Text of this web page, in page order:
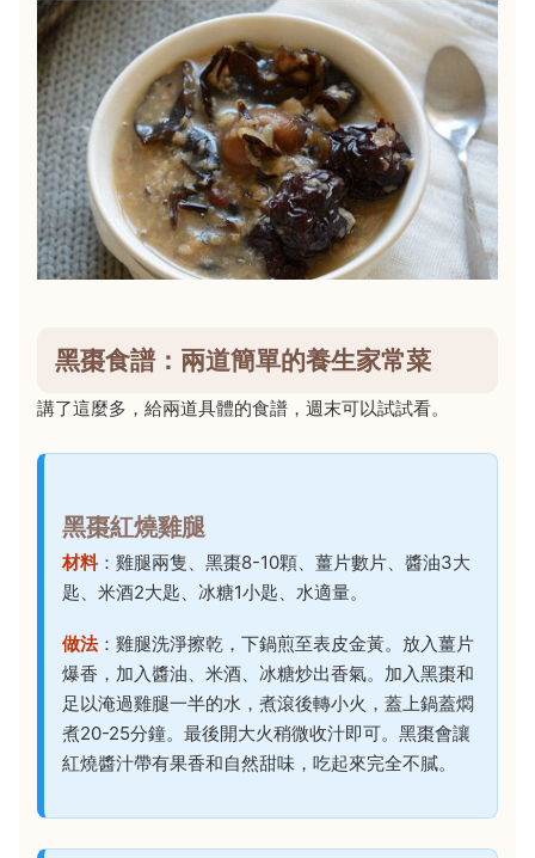
黑棗食譜：兩道簡單的養生家常菜
講了這麼多，給兩道具體的食譜，週末可以試試看。
黑棗紅燒雞腿
材料：雞腿兩隻、黑棗8-10顆、薑片數片、醬油3大
匙、米酒2大匙、冰糖1小匙、水適量。
做法：雞腿洗淨擦乾，下鍋煎至表皮金黃。放入薑片
爆香，加入醬油、米酒、冰糖炒出香氣。加入黑棗和
足以淹過雞腿一半的水，煮滾後轉小火，蓋上鍋蓋燜
煮20-25分鐘。最後開大火稍微收汁即可。黑棗會讓
紅燒醬汁帶有果香和自然甜味，吃起來完全不膩。